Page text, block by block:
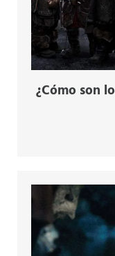
¿Cómo son